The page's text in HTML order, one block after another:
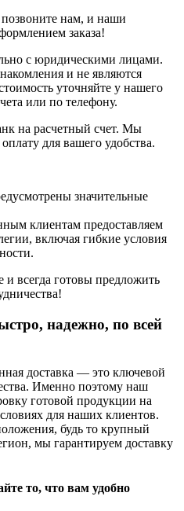
нам, и наши
заказа!
с юридическими лицами.
и не являются
уточняйте у нашего
или по телефону.
на расчетный счет. Мы
для вашего удобства.
значительные
клиентам предоставляем
включая гибкие условия
всегда готовы предложить
надежно, по всей
доставка — это ключевой
Именно поэтому наш
готовой продукции на
для наших клиентов.
будь то крупный
мы гарантируем доставку
то, что вам удобно